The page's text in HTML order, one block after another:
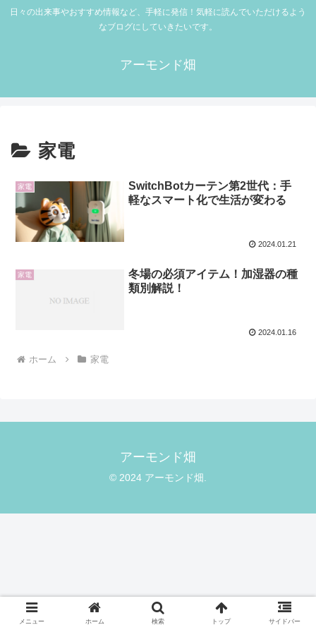
日々の出来事やおすすめ情報など、手軽に発信！気軽に読んでいただけるよう
なブログにしていきたいです。
アーモンド畑
家電
家電
SwitchBotカーテン第2世代：手
軽なスマート化で生活が変わる
2024.01.21
家電
冬場の必須アイテム！加湿器の種
類別解説！
2024.01.16
ホーム 家電
アーモンド畑
© 2024 アーモンド畑.
メニュー ホーム 検索 トップ サイドバー